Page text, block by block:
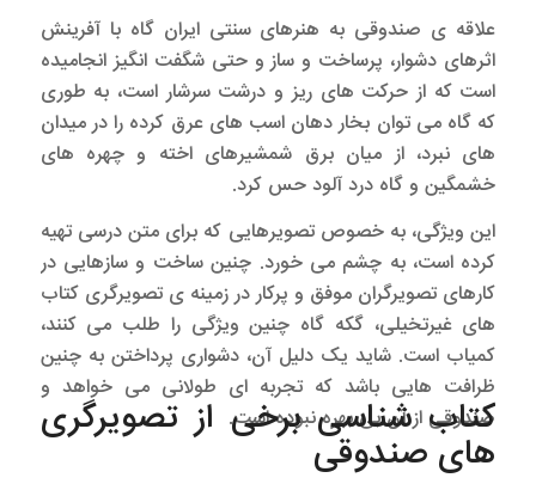
علاقه ی صندوقی به هنرهای سنتی ایران گاه با آفرینش
اثرهای دشوار، پرساخت و ساز و حتی شگفت انگیز انجامیده
است که از حرکت های ریز و درشت سرشار است، به طوری
که گاه می توان بخار دهان اسب های عرق کرده را در میدان
های نبرد، از میان برق شمشیرهای اخته و چهره های
خشمگین و گاه درد آلود حس کرد.
این ویژگی، به خصوص تصویرهایی که برای متن درسی تهیه
کرده است، به چشم می خورد. چنین ساخت و سازهایی در
کارهای تصویرگران موفق و پرکار در زمینه ی تصویرگری کتاب
های غیرتخیلی، گکه گاه چنین ویژگی را طلب می کنند،
کمیاب است. شاید یک دلیل آن، دشواری پرداختن به چنین
ظرافت هایی باشد که تجربه ای طولانی می خواهد و
صندوقی از آن بی بهره نبوده است.
کتاب شناسی برخی از تصویرگری
های صندوقی